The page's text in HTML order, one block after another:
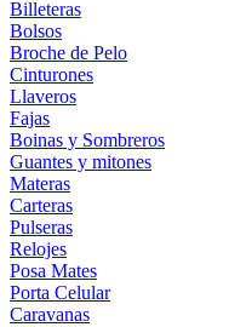
Billeteras
Bolsos
Broche de Pelo
Cinturones
Llaveros
Fajas
Boinas y Sombreros
Guantes y mitones
Materas
Carteras
Pulseras
Relojes
Posa Mates
Porta Celular
Caravanas